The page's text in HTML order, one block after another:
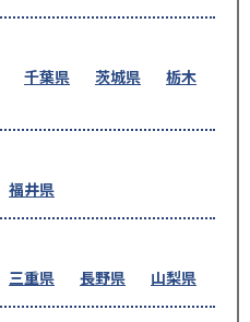
千葉県 茨城県
栃木
福井県
三重県 長野県 山梨県